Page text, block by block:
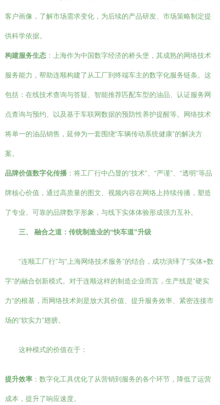
客户画像，了解市场需求变化，为后续的产品研发、市场策略制定提
供科学依据。
构建服务生态 ：上海作为中国数字经济的桥头堡，其成熟的网络技术
服务能力，帮助连顺构建了从工厂到终端车主的数字化服务链条。这
包括：在线技术查询与答疑、智能推荐匹配车型的油品、认证服务网
点查询与预约、以及基于车联网数据的预防性养护提醒等。网络技术
将单一的油品销售，延伸为一套围绕“车辆传动系统健康”的解决方
案。
品牌价值数字化传播 ：将工厂行中凸显的“技术”、“严谨”、“透明”等品
牌核心价值，通过高质量的图文、视频内容在网络上持续传播，塑造
了专业、可靠的品牌数字形象，与线下实体体验形成强力互补。
三、 融合之道：传统制造业的“快车道”升级
“连顺工厂行”与“上海网络技术服务”的结合，成功演绎了“实体+数
字”的融合创新模式。对于连顺这样的制造企业而言，生产线是“硬实
力”的根基，而网络技术则是放大其价值、提升服务效率、紧密连接市
场的“软实力”翅膀。
这种模式的价值在于：
提升效率 ：数字化工具优化了从营销到服务的各个环节，降低了运营
成本，提升了响应速度。